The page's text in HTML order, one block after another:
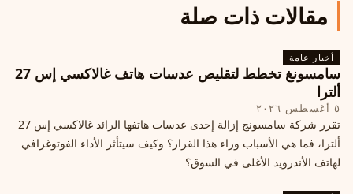
مقالات ذات صلة
أخبار عامة
سامسونغ تخطط لتقليص عدسات هاتف غالاكسي إس 27
ألترا
٥ أغسطس ٢٠٢٦
تقرر شركة سامسونج إزالة إحدى عدسات هاتفها الرائد غالاكسي إس 27
ألترا، فما هي الأسباب وراء هذا القرار؟ وكيف سيتأثر الأداء الفوتوغرافي
لهاتف الأندرويد الأغلى في السوق؟